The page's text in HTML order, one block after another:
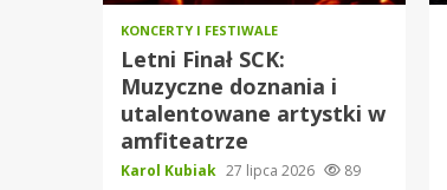
KONCERTY I FESTIWALE
Letni Finał SCK:
Muzyczne doznania i
utalentowane artystki w
amfiteatrze
Karol Kubiak 27 lipca 2026 89